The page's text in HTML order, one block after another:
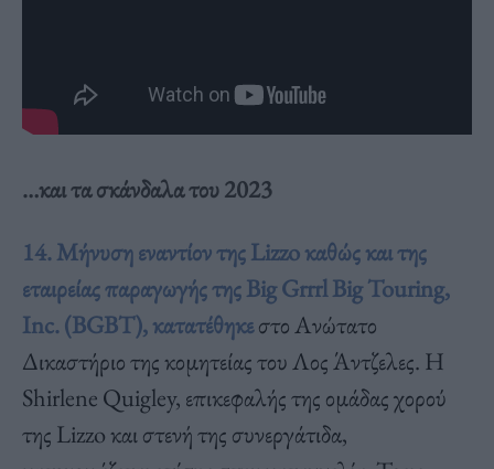
…και τα σκάνδαλα του 2023
14. Mήνυση εναντίον της Lizzo καθώς και της
εταιρείας παραγωγής της Big Grrrl Big Touring,
Inc. (BGBT), κατατέθηκεστο Ανώτατο
Δικαστήριο της κομητείας του Λος Άντζελες. Η
Shirlene Quigley, επικεφαλής της ομάδας χορού
της Lizzo και στενή της συνεργάτιδα,